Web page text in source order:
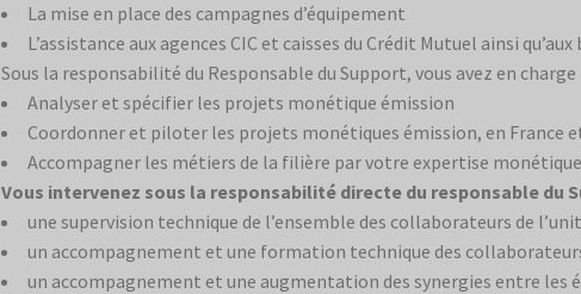
La mise en place des campagnes d’équipement
L’assistance aux agences CIC et caisses du Crédit Mutuel ainsi
Sous la responsabilité du Responsable du Support, vous avez en
Analyser et spécifier les projets monétique émission
Coordonner et piloter les projets monétiques émission, en France
Accompagner les métiers de la filière par votre expertise monétique
Vous intervenez sous la responsabilité directe du responsable du
une supervision technique de l’ensemble des collaborateurs de
un accompagnement et une formation technique des
un accompagnement et une augmentation des synergies entre les